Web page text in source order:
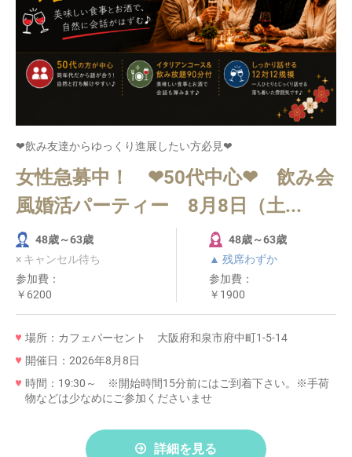
❤飲み友達からゆっくり進展したい方必見❤
女性急募中！ ❤50代中心❤ 飲み会
風婚活パーティー 8月8日（土...
48歳～63歳
× キャンセル待ち
参加費：
￥6200
48歳～63歳
▲ 残席わずか
参加費：
￥1900
場所：カフェパーセント 大阪府和泉市府中町1-5-14
開催日：2026年8月8日
時間：19:30～ ※開始時間15分前にはご到着下さい。※手荷
物などは少なめにご参加くださいませ
詳細を見る